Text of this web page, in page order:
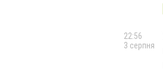
22:56
3 серпня